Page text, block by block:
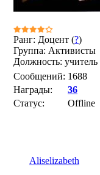
Ранг: Доцент (?)
Группа: Активисты
Должность: учитель
Сообщений: 1688
Награды:
36
Статус:
Offline
Aliselizabeth